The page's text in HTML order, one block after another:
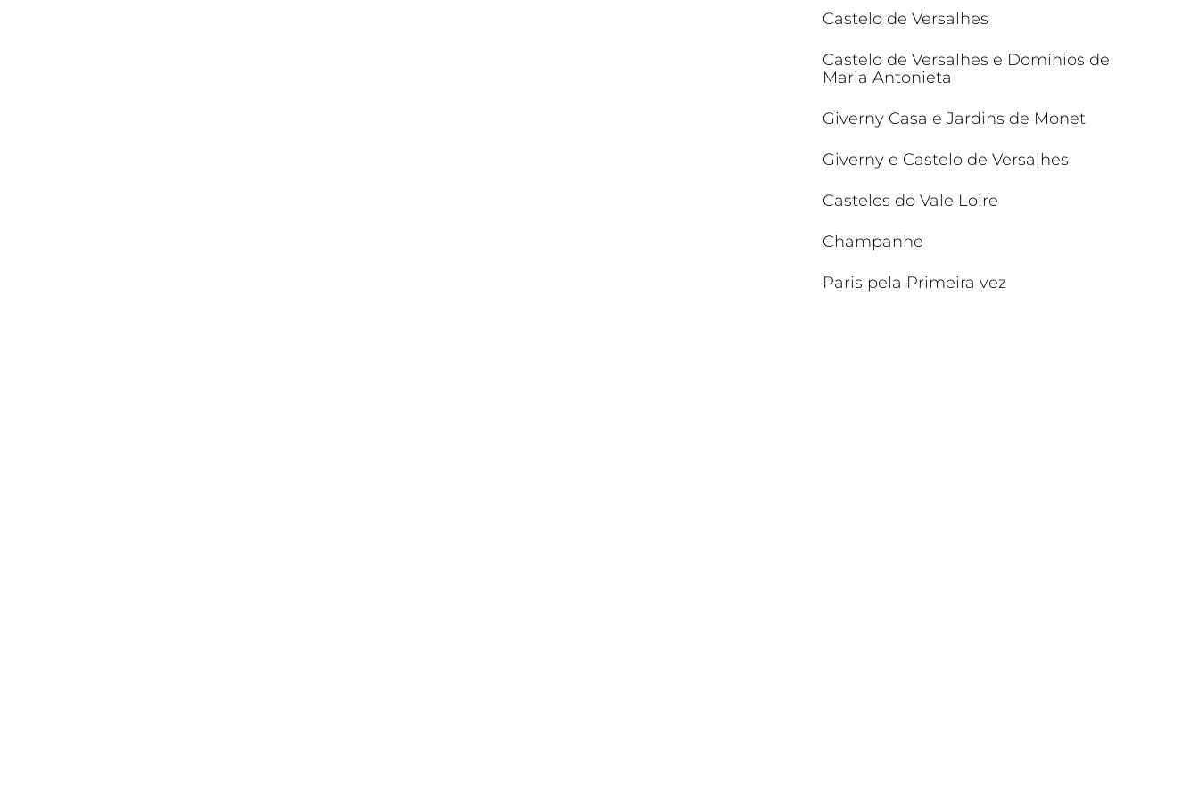
Castelo de Versalhes
Castelo de Versalhes e Domínios de
Maria Antonieta
Giverny Casa e Jardins de Monet
Giverny e Castelo de Versalhes
Castelos do Vale Loire
Champanhe
Paris pela Primeira vez